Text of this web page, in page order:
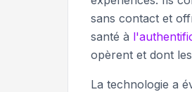
sans contact et
santé à
opèrent et dont
La technologie a